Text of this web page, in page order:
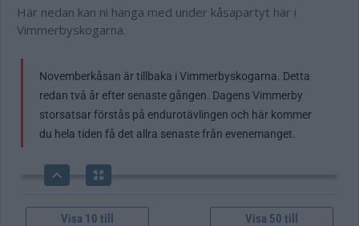
Här nedan kan ni hänga med under kåsapartyt här i
Vimmerbyskogarna.